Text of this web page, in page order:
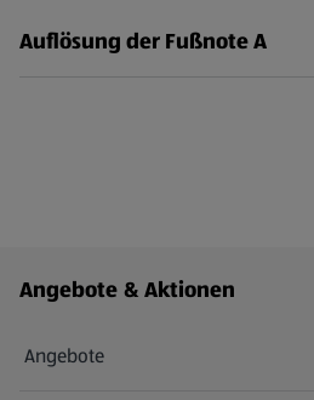
Auflösung der Fußnote A
Fußzeilenmenü - weitere Links
Angebote & Aktionen
Angebote